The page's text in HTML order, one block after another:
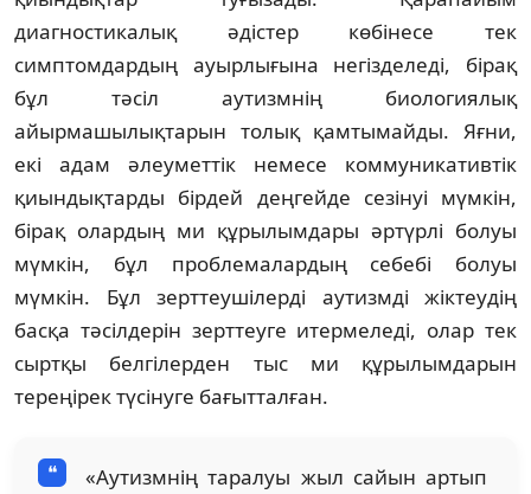
диагностикалық әдістер көбінесе тек
симптомдардың ауырлығына негізделеді, бірақ
бұл тәсіл аутизмнің биологиялық
айырмашылықтарын толық қамтымайды. Яғни,
екі адам әлеуметтік немесе коммуникативтік
қиындықтарды бірдей деңгейде сезінуі мүмкін,
бірақ олардың ми құрылымдары әртүрлі болуы
мүмкін, бұл проблемалардың себебі болуы
мүмкін. Бұл зерттеушілерді аутизмді жіктеудің
басқа тәсілдерін зерттеуге итермеледі, олар тек
сыртқы белгілерден тыс ми құрылымдарын
тереңірек түсінуге бағытталған.
«Аутизмнің таралуы жыл сайын артып